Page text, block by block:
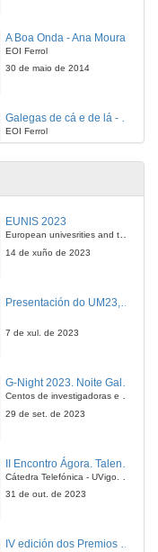
A Boa Onda - Ana Moura
EOI Ferrol
30 de maio de 2014
Galegas de cá e de lá - María de Medeiros
EOI Ferrol
Galegas de cá e de lá - Amada García
30 de maio de 2014
30 de maio de 2014
30 de maio de 2014
EUNIS 2023
European univesrities and the digital transformation: challenges and opportunities ahead
14 de xuño de 2023
7 de xul. de 2023
G-Night 2023. Noite Galega das Persoas Investigadoras. Conciencias creativas
Centos de investigadoras e investigadores, decenas de actividades e sete cidades
29 de set. de 2023
Cátedra Telefónica - UVigo. Espazos de innovación
31 de out. de 2023
IV edición dos Premios Consello Social UVigo Humana